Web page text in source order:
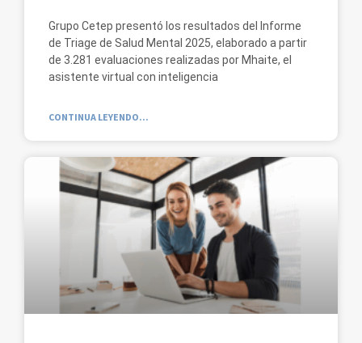
Grupo Cetep presentó los resultados del Informe
de Triage de Salud Mental 2025, elaborado a partir
de 3.281 evaluaciones realizadas por Mhaite, el
asistente virtual con inteligencia
CONTINUA LEYENDO...